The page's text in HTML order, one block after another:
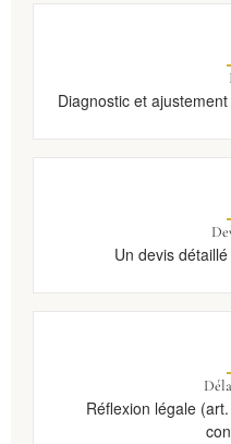
Diagnostic et
Un devis
Réflexion légale